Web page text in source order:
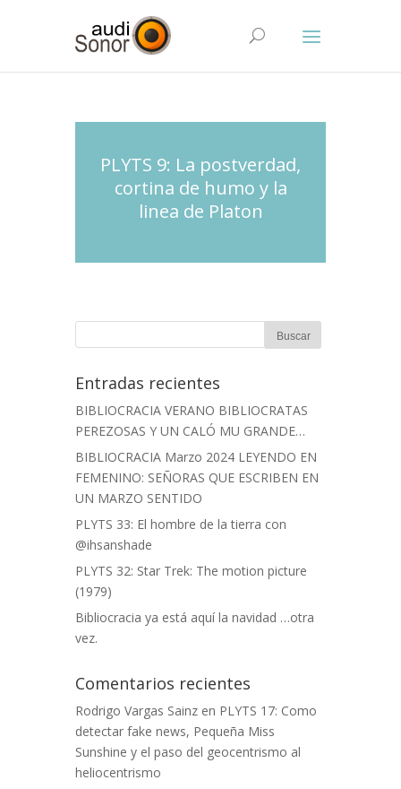
PLYTS 9: La postverdad,
cortina de humo y la
linea de Platon
Entradas recientes
BIBLIOCRACIA VERANO BIBLIOCRATAS
PEREZOSAS Y UN CALÓ MU GRANDE…
BIBLIOCRACIA Marzo 2024 LEYENDO EN
FEMENINO: SEÑORAS QUE ESCRIBEN EN
UN MARZO SENTIDO
PLYTS 33: El hombre de la tierra con
@ihsanshade
PLYTS 32: Star Trek: The motion picture
(1979)
Bibliocracia ya está aquí la navidad …otra
vez.
Comentarios recientes
Rodrigo Vargas Sainz en PLYTS 17: Como
detectar fake news, Pequeña Miss
Sunshine y el paso del geocentrismo al
heliocentrismo